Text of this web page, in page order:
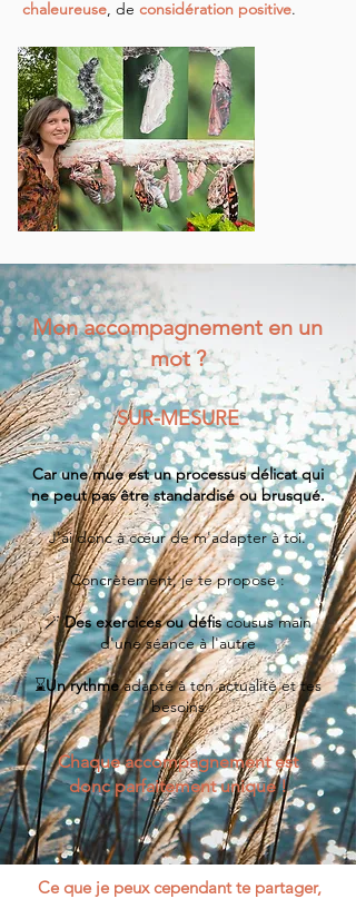
chaleureuse, de considération positive.
Mon accompagnement en un
mot ?
SUR-MESURE
Car une mue est un processus délicat qui
ne peut pas être standardisé ou brusqué.
J'ai donc à cœur de m'adapter à toi.
Concrètement, je te propose :
🪄Des exercices ou défiscousus main
d'une séance à l'autre
⌛Un rythmeadapté à ton actualité et tes
besoins
Chaque accompagnement est
donc parfaitement unique !
Ce que je peux cependant te partager,